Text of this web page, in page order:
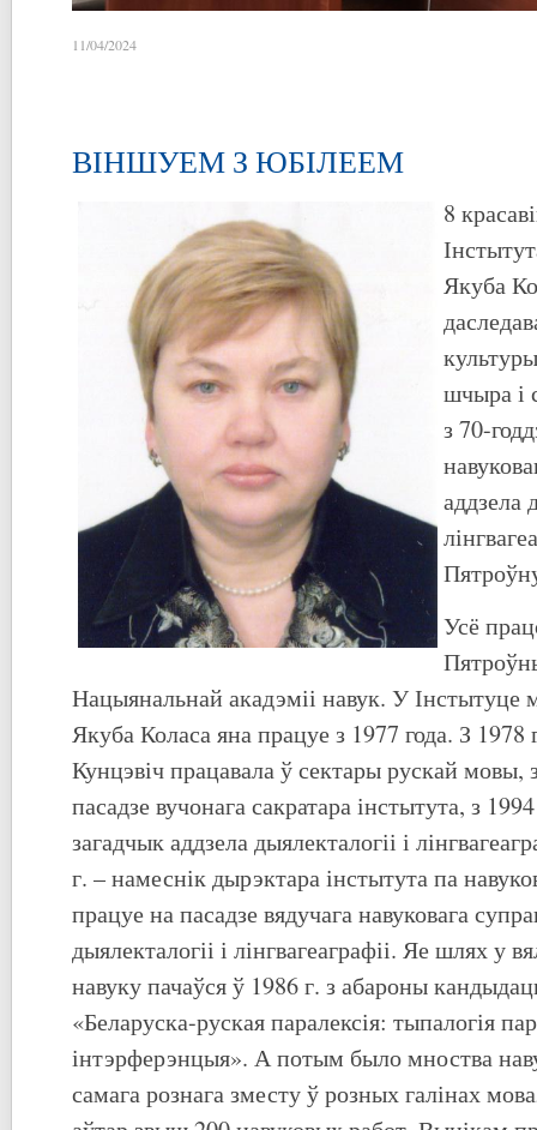
11/04/2024
ВІНШУЕМ З ЮБІЛЕЕМ
8
Якуба
шчыра і
з 70-
аддзела
Усё
Нацыянальнай акадэміі навук. У Інстытуце
Якуба Коласа яна працуе з 1977 года. З
Кунцэвіч працавала ў сектары рускай мовы,
пасадзе вучонага сакратара інстытута, з
загадчык аддзела дыялекталогіі і
г. – намеснік дырэктара інстытута па
працуе на пасадзе вядучага навуковага
дыялекталогіі і лінгвагеаграфіі. Яе шлях у
навуку пачаўся ў 1986 г. з абароны
«Беларуска-руская паралексія: тыпалогія
інтэрферэнцыя». А потым было мноства
самага рознага зместу ў розных галінах